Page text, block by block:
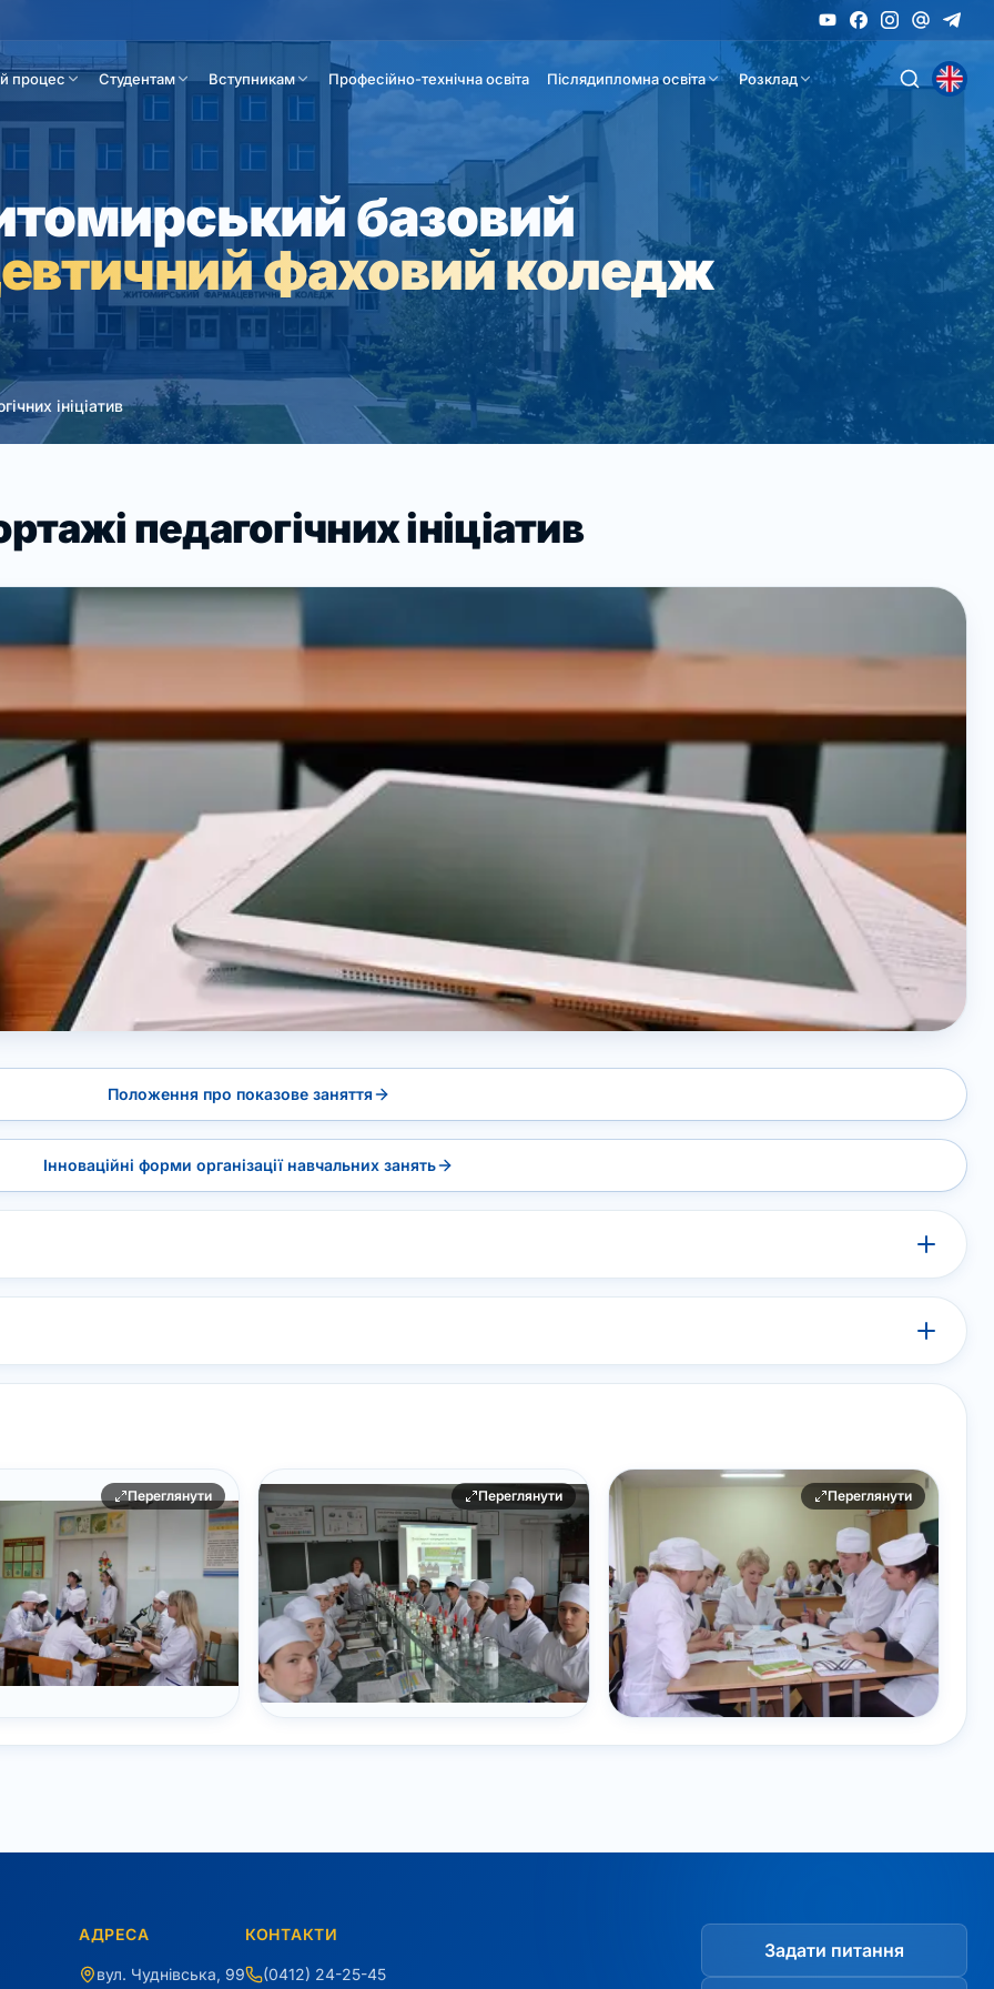
процес Студентам Вступникам Професійно-технічна освіта Післядипломна освіта Розклад
базовий
фаховий коледж
ініціатив
педагогічних ініціатив
Положення про показове заняття
Інноваційні форми організації навчальних занять
Переглянути Переглянути Переглянути
АДРЕСА
вул. Чуднівська, 99
КОНТАКТИ
(0412) 24-25-45
Задати питання